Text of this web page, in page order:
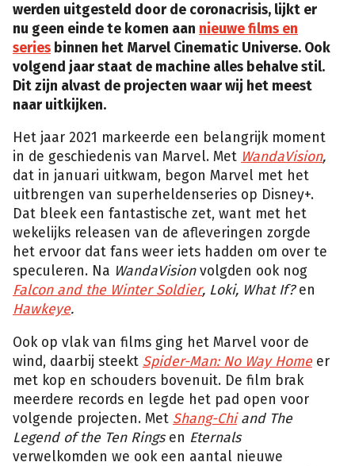
werden uitgesteld door de coronacrisis, lijkt er
nu geen einde te komen aan nieuwe films en
series binnen het Marvel Cinematic Universe. Ook
volgend jaar staat de machine alles behalve stil.
Dit zijn alvast de projecten waar wij het meest
naar uitkijken.
Het jaar 2021 markeerde een belangrijk moment
in de geschiedenis van Marvel. Met WandaVision,
dat in januari uitkwam, begon Marvel met het
uitbrengen van superheldenseries op Disney+.
Dat bleek een fantastische zet, want met het
wekelijks releasen van de afleveringen zorgde
het ervoor dat fans weer iets hadden om over te
speculeren. Na WandaVisionvolgden ook nog
Falcon and the Winter Soldier, Loki, What If?en
Hawkeye.
Ook op vlak van films ging het Marvel voor de
wind, daarbij steekt Spider-Man: No Way Home er
met kop en schouders bovenuit. De film brak
meerdere records en legde het pad open voor
volgende projecten. Met Shang-Chiand The
Legend of the Ten Ringsen Eternals
verwelkomden we ook een aantal nieuwe